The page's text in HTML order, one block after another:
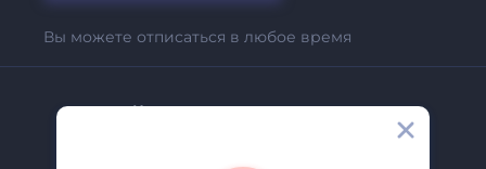
Вы можете отписаться в любое время
Компания